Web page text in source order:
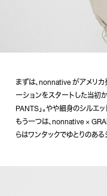
まずは、nonnative がアメリ
ーションをスタートした当初
PANTS」。やや細身のシルエ
もう一つは、nonnative ×
らはワンタックでゆとりのあ